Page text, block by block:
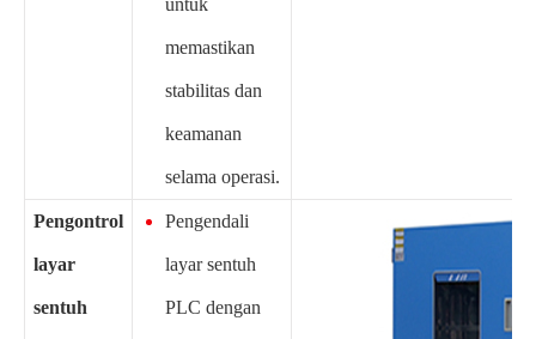
untuk
memastikan
stabilitas dan
keamanan
selama operasi.
Pengontrol
layar
sentuh
Pengendali
layar sentuh
PLC dengan